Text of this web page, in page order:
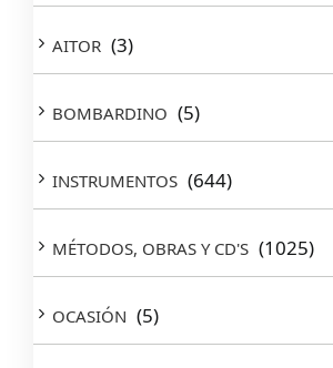
AITOR (3)
BOMBARDINO (5)
INSTRUMENTOS (644)
MÉTODOS, OBRAS Y CD'S (1025)
OCASIÓN (5)